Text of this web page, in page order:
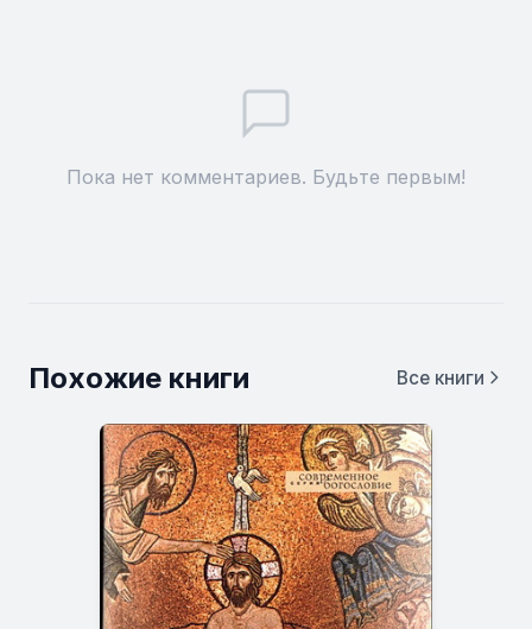
Пока нет комментариев. Будьте первым!
Похожие книги Все книги